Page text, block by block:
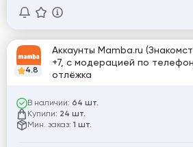
4.8
Аккаунты Mamba.ru
+7, с модерацией по
отлёжка
В наличии: 64 шт.
Купили: 24 шт.
Мин. заказ: 1 шт.